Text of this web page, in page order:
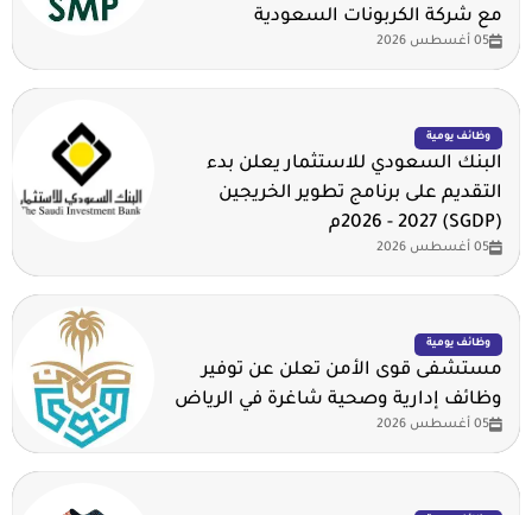
مع شركة الكربونات السعودية
05 أغسطس 2026
وظائف يومية
البنك السعودي للاستثمار يعلن بدء
التقديم على برنامج تطوير الخريجين
(SGDP) 2026 - 2027م
05 أغسطس 2026
وظائف يومية
مستشفى قوى الأمن تعلن عن توفير
وظائف إدارية وصحية شاغرة في الرياض
05 أغسطس 2026